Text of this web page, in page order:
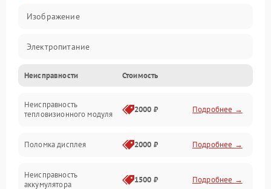
Изображение
Электропитание
Измерения
Матрица
Неисправности Стоимость
Неисправность
тепловизионного модуля
2000 ₽ Подробнее →
Поломка дисплея 2000 ₽ Подробнее →
Неисправность
аккумулятора
1500 ₽ Подробнее →